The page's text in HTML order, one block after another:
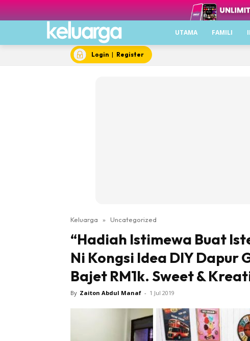
UTAMA FAMILI
Login | Register
Keluarga » Uncategorized
“Hadiah Istimewa Buat
Ni Kongsi Idea DIY Dapur
Bajet RM1k. Sweet &
By Zaiton Abdul Manaf - 1 Jul 2019